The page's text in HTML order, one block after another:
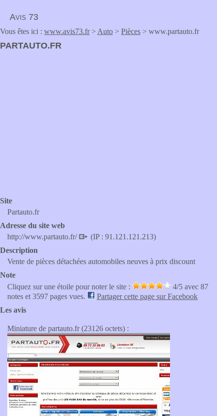
Avis 73
Vous êtes ici : www.avis73.fr> Auto > Pièces > www.partauto.fr
PARTAUTO.FR
Site
Partauto.fr
Adresse du site web
http://www.partauto.fr/
(IP : 91.121.121.213)
Description
Vente de pièces détachées automobiles neuves à prix discount
Note
Cliquez sur une étoile pour noter le site :
4/5 avec 87
notes et 3597 pages vues.
Partager cette page sur Facebook
Les avis
Miniature de partauto.fr (23126 octets) :